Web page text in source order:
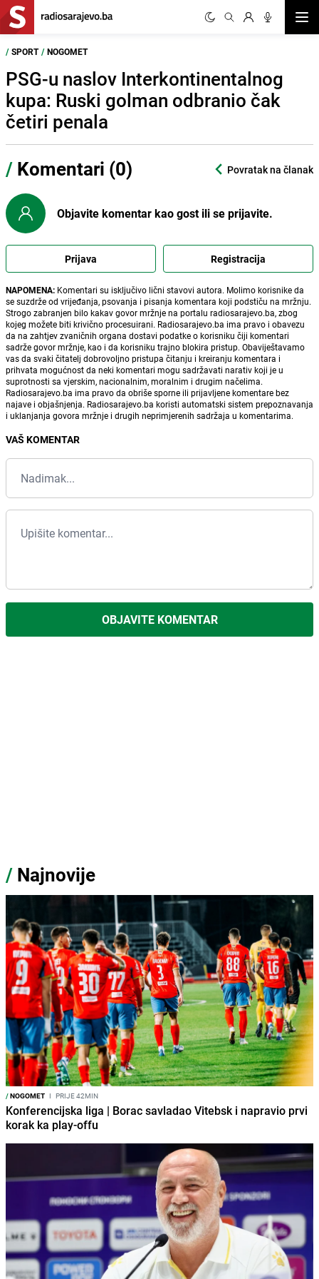
/ SPORT / NOGOMET
PSG-u naslov Interkontinentalnog
kupa: Ruski golman odbranio čak
četiri penala
/ Komentari (0) Povratak na članak
Objavite komentar kao gost ili se prijavite.
Prijava Registracija
NAPOMENA: Komentari su isključivo lični stavovi autora. Molimo korisnike da
se suzdrže od vrijeđanja, psovanja i pisanja komentara koji podstiču na mržnju.
Strogo zabranjen bilo kakav govor mržnje na portalu radiosarajevo.ba, zbog
kojeg možete biti krivično procesuirani. Radiosarajevo.ba ima pravo i obavezu
da na zahtjev zvaničnih organa dostavi podatke o korisniku čiji komentari
sadrže govor mržnje, kao i da korisniku trajno blokira pristup. Obaviještavamo
vas da svaki čitatelj dobrovoljno pristupa čitanju i kreiranju komentara i
prihvata mogućnost da neki komentari mogu sadržavati narativ koji je u
suprotnosti sa vjerskim, nacionalnim, moralnim i drugim načelima.
Radiosarajevo.ba ima pravo da obriše sporne ili prijavljene komentare bez
najave i objašnjenja. Radiosarajevo.ba koristi automatski sistem prepoznavanja
i uklanjanja govora mržnje i drugih neprimjerenih sadržaja u komentarima.
VAŠ KOMENTAR
OBJAVITE KOMENTAR
/ Najnovije
/NOGOMET I PRIJE 42MIN
Konferencijska liga | Borac savladao Vitebsk i napravio prvi
korak ka play-offu